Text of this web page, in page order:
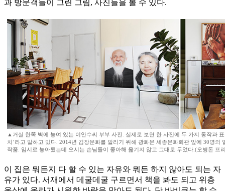
과 방문객들이 그린 그림, 사진들을 볼 수 있다.
▲거실 한쪽 벽에 놓여 있는 이안수씨 부부 사진. 실제로 보면 한 사진에 두 가지 동작과
치’라고 말하고 있다. 2014년 김장문화를 알리기 위해 광화문 세종문화회관 앞에 30명의
작품. 임시로 놓아뒀는데 오시는 손님들이 좋아해 옮기지 않고 그대로 두었다.(오병돈 프
이 집은 뭐든지 다 할 수 있는 자유와 뭐든 하지 않아도 되는 자
유가 있다. 서재에서 데굴데굴 구르면서 책을 봐도 되고 위층